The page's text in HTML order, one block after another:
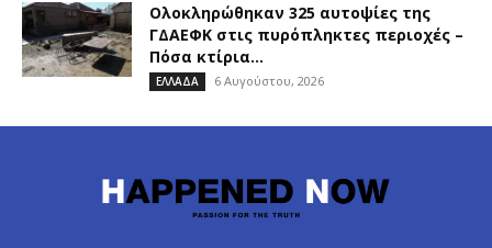
Ολοκληρώθηκαν 325 αυτοψίες της
ΓΔΑΕΦΚ στις πυρόπληκτες περιοχές –
Πόσα κτίρια...
ΕΛΛΑΔΑ 6 Αυγούστου, 2026